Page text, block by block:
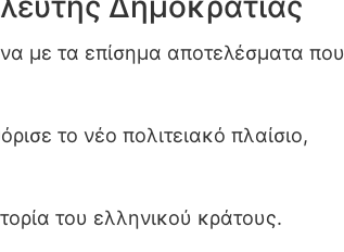
με τα επίσημα αποτελέσματα που
το νέο πολιτειακό πλαίσιο,
του ελληνικού κράτους.